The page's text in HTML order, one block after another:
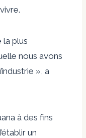
la plus
nous avons
», a
à des fins
un